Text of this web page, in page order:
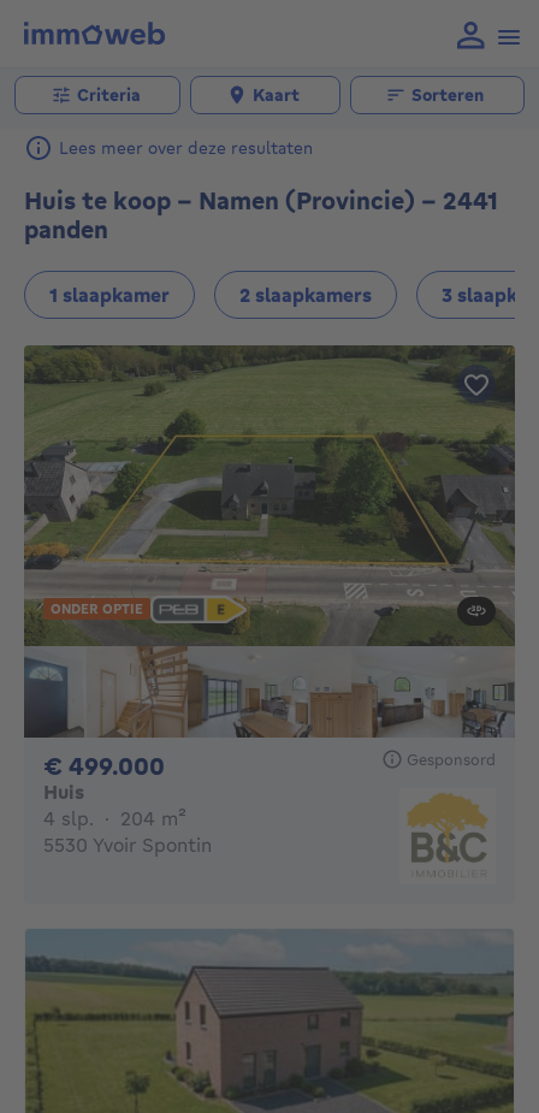
Criteria Kaart Sorteren
Lees meer over deze resultaten
Huis te koop - Namen (Provincie) - 2441
panden
1 slaapkamer 2 slaapkamers 3
ONDER OPTIE
€ 499.000 Gesponsord
Huis
4 slp. 4 slaapkamers
· 204 m²
5530 Yvoir Spontin